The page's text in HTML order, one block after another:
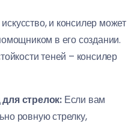
и консилер может
в его создании.
теней – консилер
стрелок: Если вам
ровную стрелку,